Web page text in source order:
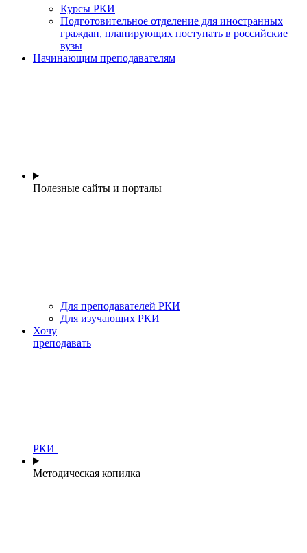
Курсы РКИ
Подготовительное отделение для иностранных
граждан, планирующих поступать в российские
вузы
Начинающим преподавателям
Полезные сайты и порталы
Для преподавателей РКИ
Для изучающих РКИ
Хочу
преподавать
РКИ
Методическая копилка